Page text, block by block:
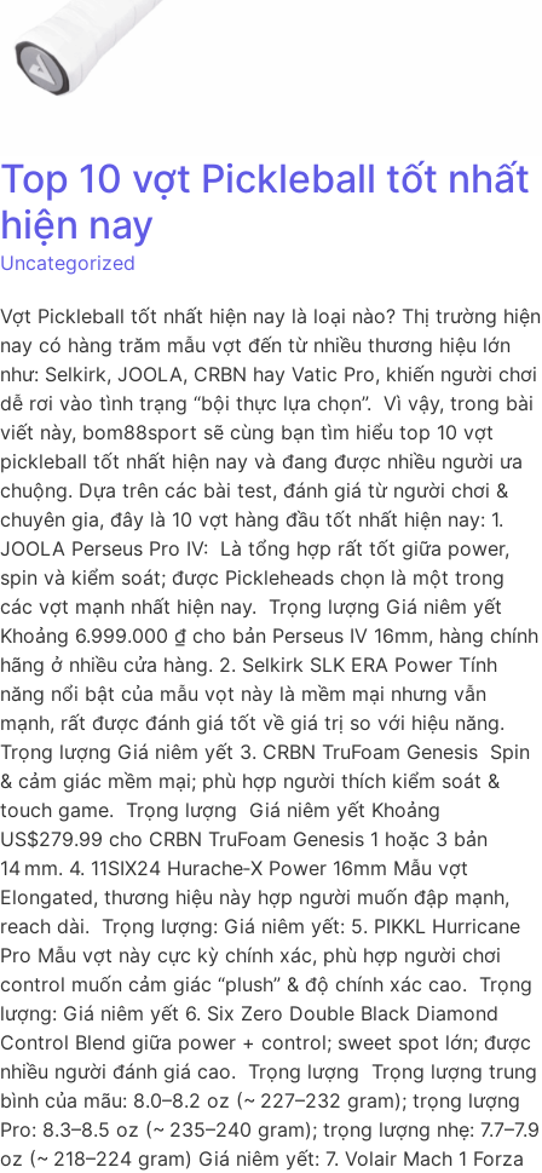
Top 10 vợt Pickleball tốt nhất
hiện nay
Uncategorized
Vợt Pickleball tốt nhất hiện nay là loại nào? Thị trường hiện
nay có hàng trăm mẫu vợt đến từ nhiều thương hiệu lớn
như: Selkirk, JOOLA, CRBN hay Vatic Pro, khiến người chơi
dễ rơi vào tình trạng “bội thực lựa chọn”. Vì vậy, trong bài
viết này, bom88sport sẽ cùng bạn tìm hiểu top 10 vợt
pickleball tốt nhất hiện nay và đang được nhiều người ưa
chuộng. Dựa trên các bài test, đánh giá từ người chơi &
chuyên gia, đây là 10 vợt hàng đầu tốt nhất hiện nay: 1.
JOOLA Perseus Pro IV: Là tổng hợp rất tốt giữa power,
spin và kiểm soát; được Pickleheads chọn là một trong
các vợt mạnh nhất hiện nay. Trọng lượng Giá niêm yết
Khoảng 6.999.000 ₫ cho bản Perseus IV 16mm, hàng chính
hãng ở nhiều cửa hàng. 2. Selkirk SLK ERA Power Tính
năng nổi bật của mẫu vọt này là mềm mại nhưng vẫn
mạnh, rất được đánh giá tốt về giá trị so với hiệu năng.
Trọng lượng Giá niêm yết 3. CRBN TruFoam Genesis Spin
& cảm giác mềm mại; phù hợp người thích kiểm soát &
touch game. Trọng lượng Giá niêm yết Khoảng
US$279.99 cho CRBN TruFoam Genesis 1 hoặc 3 bản
14 mm. 4. 11SIX24 Hurache‑X Power 16mm Mẫu vợt
Elongated, thương hiệu này hợp người muốn đập mạnh,
reach dài. Trọng lượng: Giá niêm yết: 5. PIKKL Hurricane
Pro Mẫu vợt này cực kỳ chính xác, phù hợp người chơi
control muốn cảm giác “plush” & độ chính xác cao. Trọng
lượng: Giá niêm yết 6. Six Zero Double Black Diamond
Control Blend giữa power + control; sweet spot lớn; được
nhiều người đánh giá cao. Trọng lượng Trọng lượng trung
bình của mãu: 8.0–8.2 oz (~ 227–232 gram); trọng lượng
Pro: 8.3–8.5 oz (~ 235–240 gram); trọng lượng nhẹ: 7.7–7.9
oz (~ 218–224 gram) Giá niêm yết: 7. Volair Mach 1 Forza